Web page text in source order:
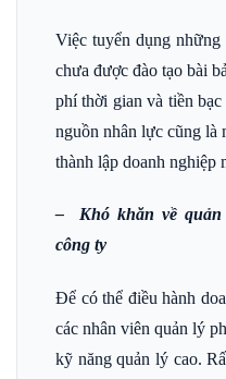
Việc tuyển dụng
chưa được đào tạo bài
phí thời gian và tiền
nguồn nhân lực cũng là
thành lập doanh nghiệp
– Khó khăn về quản
công ty
Để có thể điều hành
các nhân viên quản lý
kỹ năng quản lý cao.